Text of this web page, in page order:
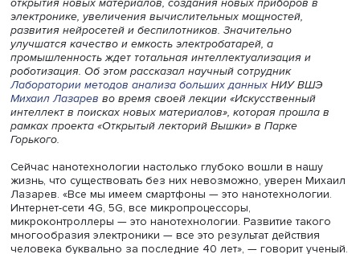
В скором времени благодаря нанотехнологиям стоит
открытия новых материалов, создания новых приборов
электронике, увеличения вычислительных мощностей,
развития нейросетей и беспилотников. Значительно
улучшатся качество и емкость электробатарей, а
промышленность ждет тотальная интеллектуализация и
Лаборатории методов анализа больших данныхНИУ
Михаил Лазаревво время своей лекции
интеллект в поисках новых материалов», которая
рамках проекта «Открытый лекторий Вышки» в Парке
Горького.